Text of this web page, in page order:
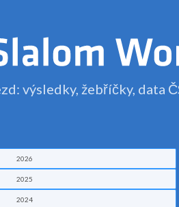
výsledky, žebříčky, data
2026
2025
2024